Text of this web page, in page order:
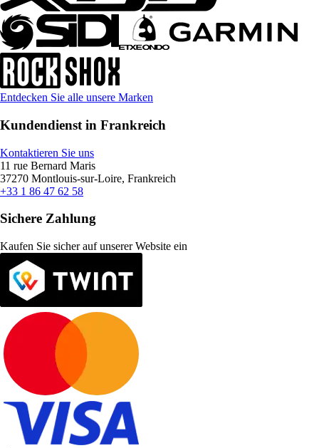
Entdecken Sie alle unsere Marken
Kundendienst in Frankreich
Kontaktieren Sie uns
11 rue Bernard Maris
37270 Montlouis-sur-Loire, Frankreich
+33 1 86 47 62 58
Sichere Zahlung
Kaufen Sie sicher auf unserer Website ein